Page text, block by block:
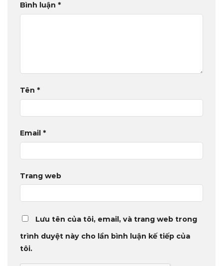
Bình luận *
Tên *
Email *
Trang web
Lưu tên của tôi, email, và trang web trong
trình duyệt này cho lần bình luận kế tiếp của
tôi.